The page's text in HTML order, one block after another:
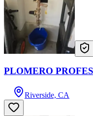
PLOMERO
Riverside, CA